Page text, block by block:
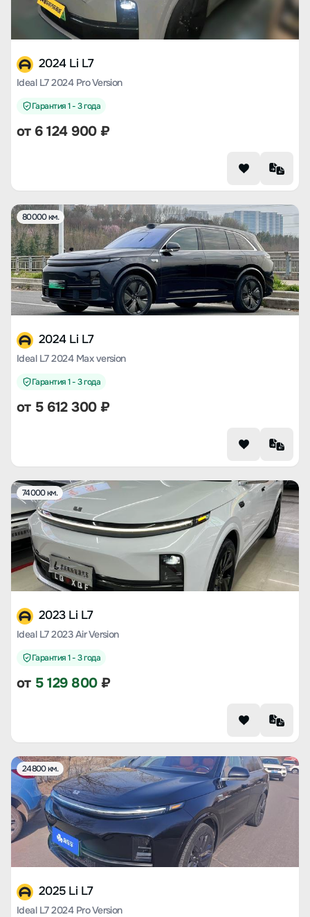
2024 Li L7
Ideal L7 2024 Pro Version
Гарантия 1 - 3 года
от 6 124 900₽
80000 км.
2024 Li L7
Ideal L7 2024 Max version
Гарантия 1 - 3 года
от 5 612 300₽
74000 км.
2023 Li L7
Ideal L7 2023 Air Version
Гарантия 1 - 3 года
от 5 129 800₽
24800 км.
2025 Li L7
Ideal L7 2024 Pro Version